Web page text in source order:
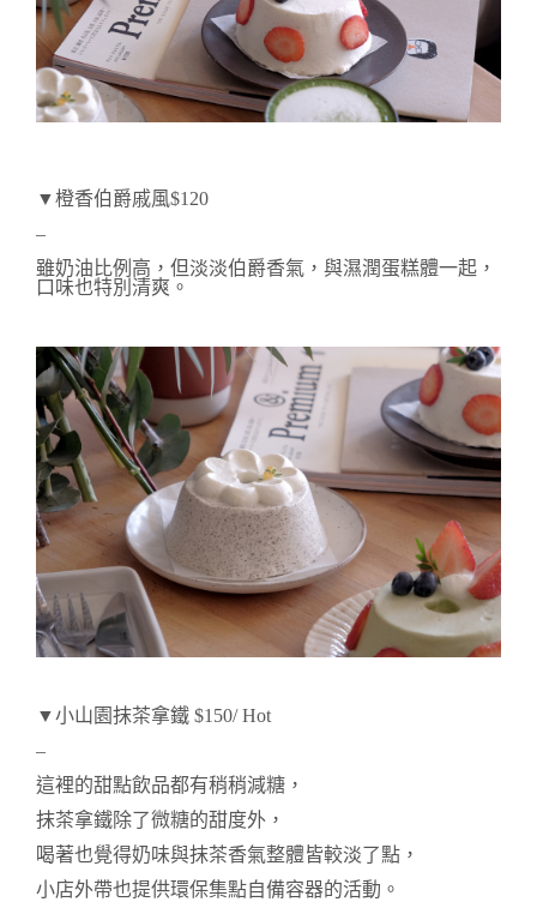
▼橙香伯爵戚風$120
–
雖奶油比例高，但淡淡伯爵香氣，與濕潤蛋糕體一起，
口味也特別清爽。
▼小山園抹茶拿鐵 $150/ Hot
–
這裡的甜點飲品都有稍稍減糖，
抹茶拿鐵除了微糖的甜度外，
喝著也覺得奶味與抹茶香氣整體皆較淡了點，
小店外帶也提供環保集點自備容器的活動。